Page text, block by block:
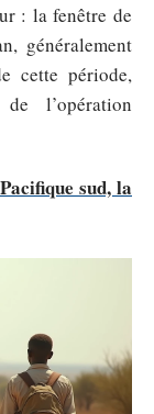
: la fenêtre de
généralement
cette période,
l’opération
sud, la